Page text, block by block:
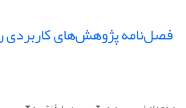
فصل‌نامه پژوهش‌های کاربردی